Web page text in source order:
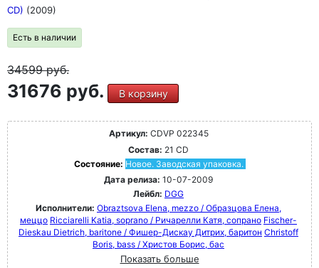
CD) (2009)
Есть в наличии
34599руб.
31676 руб. В корзину
Артикул: CDVP 022345
Состав: 21 CD
Состояние: Новое. Заводская упаковка.
Дата релиза: 10-07-2009
Лейбл: DGG
Исполнители: Obraztsova Elena, mezzo / Образцова Елена,
меццо Ricciarelli Katia, soprano / Ричарелли Катя, сопрано Fischer-
Dieskau Dietrich, baritone / Фишер-Дискау Дитрих, баритон Christoff
Boris, bass / Христов Борис, бас
Показать больше